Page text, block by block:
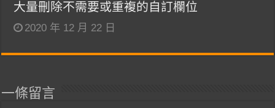
大量刪除不需要或重複的自訂欄位
2020 年 12 月 22 日
一條留言